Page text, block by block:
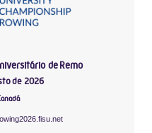
de Remo
de 2026